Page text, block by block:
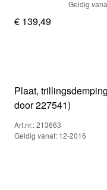
Geldig
€ 139,49
Plaat,
door 227541)
Art.nr.: 213663
Geldig vanaf: 12-2016